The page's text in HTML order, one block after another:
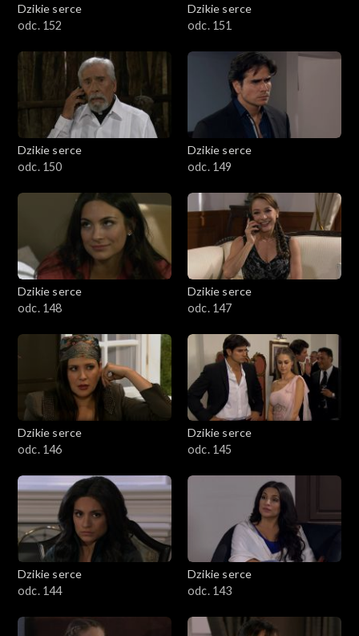
Dzikie serce
odc. 152
Dzikie serce
odc. 151
Dzikie serce
odc. 150
Dzikie serce
odc. 149
Dzikie serce
odc. 148
Dzikie serce
odc. 147
Dzikie serce
odc. 146
Dzikie serce
odc. 145
Dzikie serce
odc. 144
Dzikie serce
odc. 143